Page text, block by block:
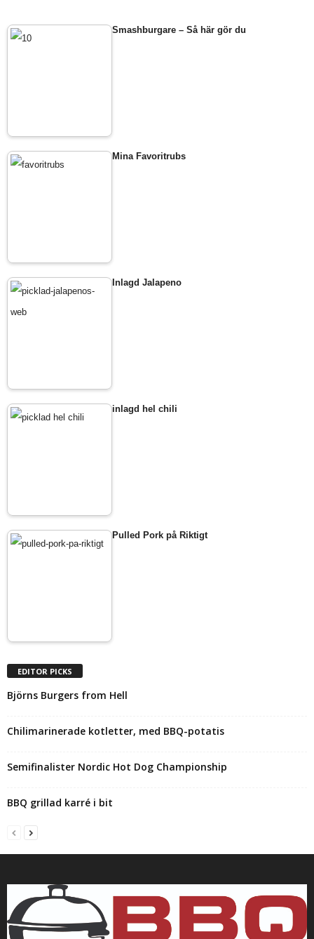
Smashburgare – Så här gör du
Mina Favoritrubs
Inlagd Jalapeno
inlagd hel chili
Pulled Pork på Riktigt
EDITOR PICKS
Björns Burgers from Hell
Chilimarinerade kotletter, med BBQ-potatis
Semifinalister Nordic Hot Dog Championship
BBQ grillad karré i bit